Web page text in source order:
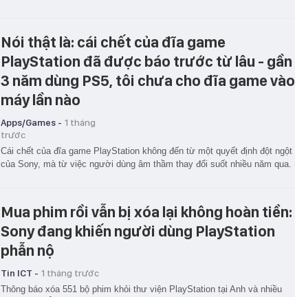
Nói thật là: cái chết của đĩa game
PlayStation đã được báo trước từ lâu - gần
3 năm dùng PS5, tôi chưa cho đĩa game vào
máy lần nào
Apps/Games - 1 tháng
trước
Cái chết của đĩa game PlayStation không đến từ một quyết định đột ngột
của Sony, mà từ việc người dùng âm thầm thay đổi suốt nhiều năm qua.
Mua phim rồi vẫn bị xóa lại không hoàn tiền:
Sony đang khiến người dùng PlayStation
phẫn nộ
Tin ICT - 1 tháng trước
Thông báo xóa 551 bộ phim khỏi thư viện PlayStation tại Anh và nhiều